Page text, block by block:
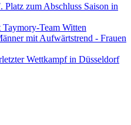
zum Abschluss Saison in
Team Witten
mit Aufwärtstrend - Frauen
Wettkampf in Düsseldorf